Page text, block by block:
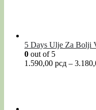
5 Days Ulje Za Bolji
0 out of 5
1.590,00 рсд –